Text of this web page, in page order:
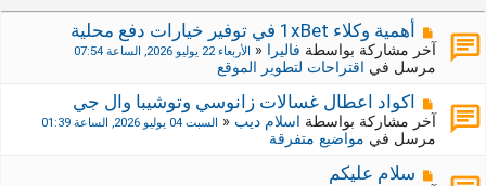
م
ش
ر
ك
ة
ج
د
أهمية وكلاء 1xBet في توفير خيارات دفع محلية
آخر مشاركة بواسطة فاليرا « الأربعاء 22 يوليو 2026, الساعة 07:54
مرسل في اقتراحات لتطوير الموقع
م
ش
ر
ك
اكواد اعطال غسالات زانوسي وتوشيبا وال جي
آخر مشاركة بواسطة اسلام ديب« السبت 04 يوليو 2026, الساعة 01:39
مرسل في مواضيع متفرقة
م سلام عليكم